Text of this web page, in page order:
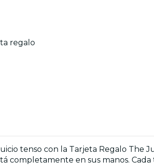
regalo
tenso con la Tarjeta Regalo
completamente en sus manos.